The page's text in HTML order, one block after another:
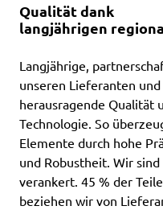
Qualität dank
langjährigen
Langjährige,
unseren Lieferanten
herausragende Qualität
Technologie. So
Elemente durch hohe
und Robustheit. Wir
verankert. 45 % der
beziehen wir von